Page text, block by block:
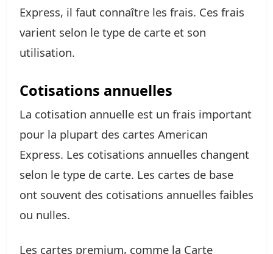
Express, il faut connaître les frais. Ces frais
varient selon le type de carte et son
utilisation.
Cotisations annuelles
La cotisation annuelle est un frais important
pour la plupart des cartes American
Express. Les cotisations annuelles changent
selon le type de carte. Les cartes de base
ont souvent des cotisations annuelles faibles
ou nulles.
Les cartes premium, comme la Carte